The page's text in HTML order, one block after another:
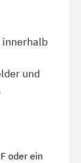
innerhalb
und
oder ein